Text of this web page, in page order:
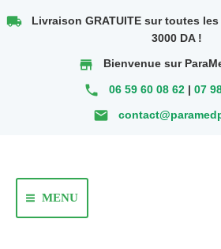
aulocal_shipping
Livraison GRATUITE sur toutes
3000 DA !
store Bienvenue sur
phone 06 59 60 08 62 | 07
email
MENU